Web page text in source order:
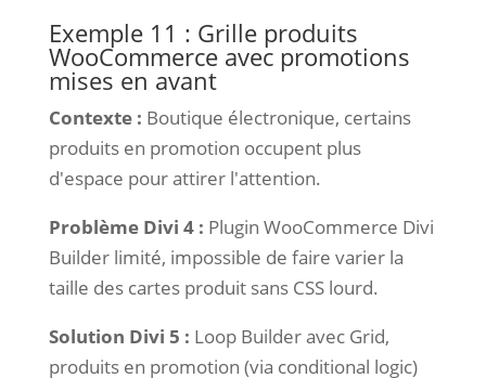
Exemple 11 : Grille produits
WooCommerce avec promotions
mises en avant
Contexte : Boutique électronique, certains
produits en promotion occupent plus
d'espace pour attirer l'attention.
Problème Divi 4 : Plugin WooCommerce Divi
Builder limité, impossible de faire varier la
taille des cartes produit sans CSS lourd.
Solution Divi 5 : Loop Builder avec Grid,
produits en promotion (via conditional logic)